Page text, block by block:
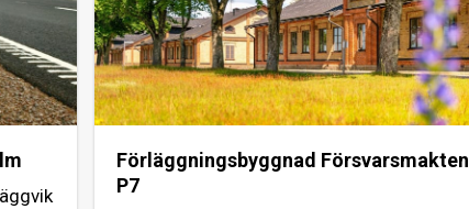
Förläggningsbyggnad Försvarsmakten
P7